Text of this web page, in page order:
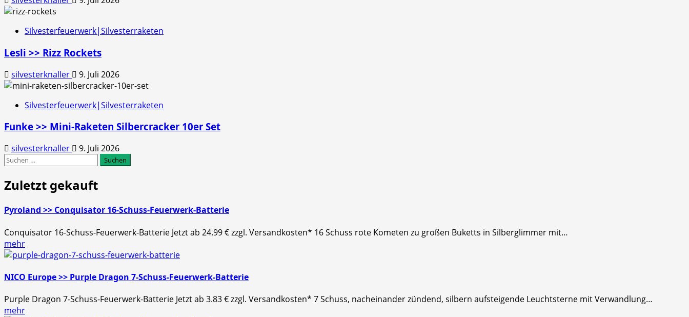
Silvesterfeuerwerk|Silvesterraketen
Lesli >> Rizz Rockets
silvesterknaller 9. Juli 2026
Silvesterfeuerwerk|Silvesterraketen
Funke >> Mini-Raketen Silbercracker 10er Set
silvesterknaller
9. Juli 2026
Suchen
Zuletzt gekauft
Pyroland >> Conquisator 16-Schuss-Feuerwerk-Batterie
Conquisator 16-Schuss-Feuerwerk-Batterie Jetzt ab 24.99 € zzgl. Versandkosten* 16 Schuss rote Kometen zu großen Buketts in Silberglimmer mit…
mehr
NICO Europe >> Purple Dragon 7-Schuss-Feuerwerk-Batterie
Purple Dragon 7-Schuss-Feuerwerk-Batterie Jetzt ab 3.83 € zzgl. Versandkosten* 7 Schuss, nacheinander zündend, silbern aufsteigende Leuchtsterne mit Verwandlung…
mehr